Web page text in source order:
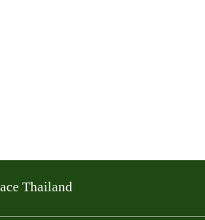
Thailand